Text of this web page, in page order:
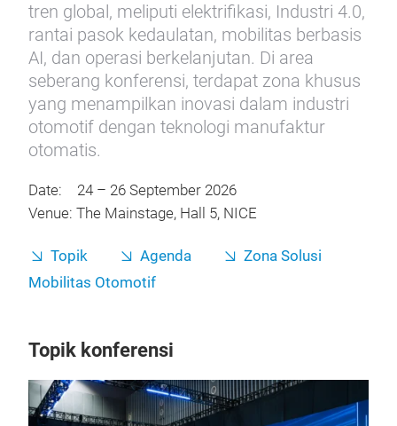
tren global, meliputi elektrifikasi, Industri 4.0,
rantai pasok kedaulatan, mobilitas berbasis
AI, dan operasi berkelanjutan. Di area
seberang konferensi, terdapat zona khusus
yang menampilkan inovasi dalam industri
otomotif dengan teknologi manufaktur
otomatis.
Date: 24 – 26 September 2026
Venue: The Mainstage, Hall 5, NICE
Topik Agenda
Zona Solusi
Mobilitas Otomotif
Topik konferensi